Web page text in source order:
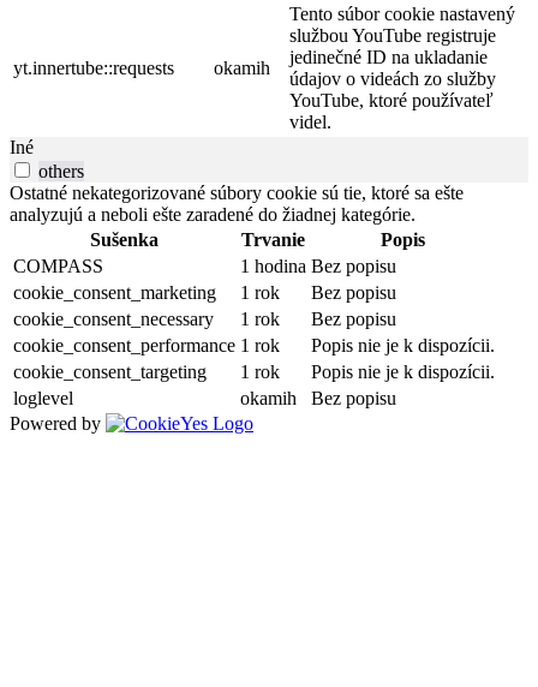
yt.innertube::requests okamih
Tento súbor cookie nastavený
službou YouTube registruje
jedinečné ID na ukladanie
údajov o videách zo služby
YouTube, ktoré používateľ
videl.
Iné
others
Ostatné nekategorizované súbory cookie sú tie, ktoré sa ešte
analyzujú a neboli ešte zaradené do žiadnej kategórie.
Sušenka
Trvanie
Popis
COMPASS
1 hodina Bez popisu
cookie_consent_marketing
1 rok
Bez popisu
cookie_consent_necessary
1 rok
Bez popisu
cookie_consent_performance 1 rok
Popis nie je k dispozícii.
cookie_consent_targeting
1 rok
Popis nie je k dispozícii.
loglevel
okamih
Bez popisu
Powered by